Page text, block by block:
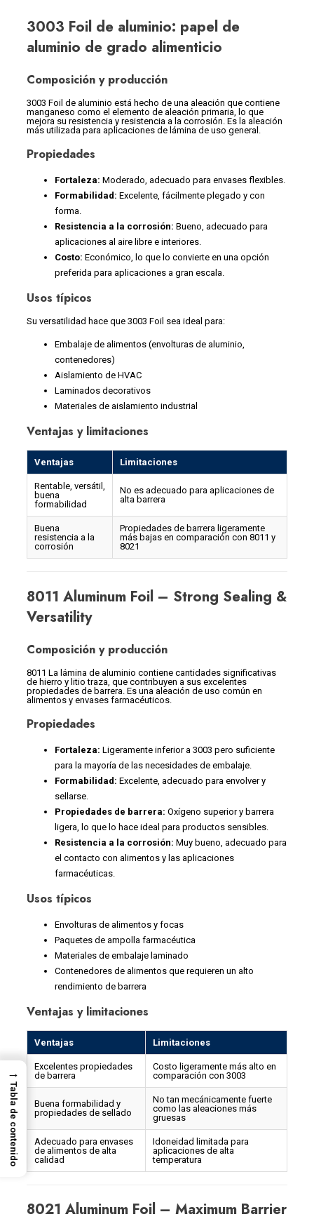
3003 Foil de aluminio: papel de
aluminio de grado alimenticio
Composición y producción
3003 Foil de aluminio está hecho de una aleación que contiene
manganeso como el elemento de aleación primaria, lo que
mejora su resistencia y resistencia a la corrosión. Es la aleación
más utilizada para aplicaciones de lámina de uso general.
Propiedades
Fortaleza: Moderado, adecuado para envases flexibles.
Formabilidad: Excelente, fácilmente plegado y con
forma.
Resistencia a la corrosión: Bueno, adecuado para
aplicaciones al aire libre e interiores.
Costo: Económico, lo que lo convierte en una opción
preferida para aplicaciones a gran escala.
Usos típicos
Su versatilidad hace que 3003 Foil sea ideal para:
Embalaje de alimentos (envolturas de aluminio,
contenedores)
Aislamiento de HVAC
Laminados decorativos
Materiales de aislamiento industrial
Ventajas y limitaciones
Ventajas Limitaciones
Rentable, versátil,
buena
formabilidad
No es adecuado para aplicaciones de
alta barrera
Buena
resistencia a la
corrosión
Propiedades de barrera ligeramente
más bajas en comparación con 8011 y
8021
8011 Aluminum Foil – Strong Sealing &
Versatility
Composición y producción
8011 La lámina de aluminio contiene cantidades significativas
de hierro y litio traza, que contribuyen a sus excelentes
propiedades de barrera. Es una aleación de uso común en
alimentos y envases farmacéuticos.
Propiedades
Fortaleza: Ligeramente inferior a 3003 pero suficiente
para la mayoría de las necesidades de embalaje.
Formabilidad: Excelente, adecuado para envolver y
sellarse.
Propiedades de barrera: Oxígeno superior y barrera
ligera, lo que lo hace ideal para productos sensibles.
Resistencia a la corrosión: Muy bueno, adecuado para
el contacto con alimentos y las aplicaciones
farmacéuticas.
Usos típicos
Envolturas de alimentos y focas
Paquetes de ampolla farmacéutica
Materiales de embalaje laminado
Contenedores de alimentos que requieren un alto
rendimiento de barrera
Ventajas y limitaciones
Ventajas Limitaciones
Excelentes propiedades
de barrera
Costo ligeramente más alto en
comparación con 3003
Buena formabilidad y
propiedades de sellado
No tan mecánicamente fuerte
como las aleaciones más
gruesas
Adecuado para envases
de alimentos de alta
calidad
Idoneidad limitada para
aplicaciones de alta
temperatura
8021 Aluminum Foil – Maximum Barrier
→
Tabla de contenido